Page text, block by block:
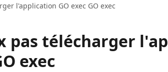
l'application GO exec GO exec
pas télécharger
exec